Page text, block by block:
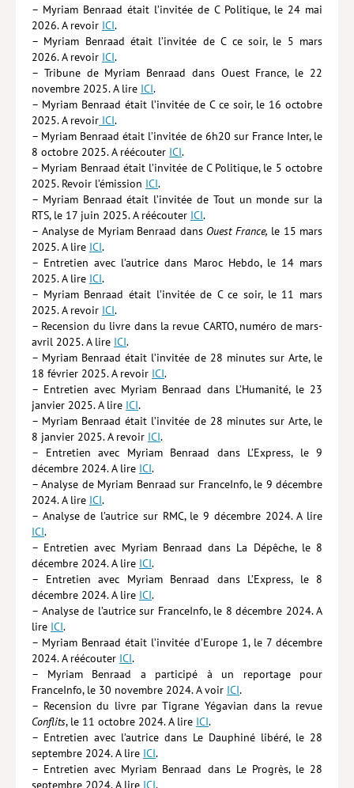
– Myriam Benraad était l’invitée de C Politique, le 24 mai
2026. A revoir ICI.
– Myriam Benraad était l’invitée de C ce soir, le 5 mars
2026. A revoir ICI.
– Tribune de Myriam Benraad dans Ouest France, le 22
novembre 2025. A lire ICI.
– Myriam Benraad était l’invitée de C ce soir, le 16 octobre
2025. A revoir ICI.
– Myriam Benraad était l’invitée de 6h20 sur France Inter, le
8 octobre 2025. A réécouter ICI.
– Myriam Benraad était l’invitée de C Politique, le 5 octobre
2025. Revoir l’émission ICI.
– Myriam Benraad était l’invitée de Tout un monde sur la
RTS, le 17 juin 2025. A réécouter ICI.
– Analyse de Myriam Benraad dansOuest France, le 15 mars
2025. A lire ICI.
– Entretien avec l’autrice dans Maroc Hebdo, le 14 mars
2025. A lire ICI.
– Myriam Benraad était l’invitée de C ce soir, le 11 mars
2025. A revoir ICI.
– Recension du livre dans la revue CARTO, numéro de mars-
avril 2025. A lire ICI.
– Myriam Benraad était l’invitée de 28 minutes sur Arte, le
18 février 2025. A revoir ICI.
– Entretien avec Myriam Benraad dans L’Humanité, le 23
janvier 2025. A lire ICI.
– Myriam Benraad était l’invitée de 28 minutes sur Arte, le
8 janvier 2025. A revoir ICI.
– Entretien avec Myriam Benraad dans L’Express, le 9
décembre 2024. A lire ICI.
– Analyse de Myriam Benraad sur FranceInfo, le 9 décembre
2024. A lire ICI.
– Analyse de l’autrice sur RMC, le 9 décembre 2024. A lire
ICI.
– Entretien avec Myriam Benraad dans La Dépêche, le 8
décembre 2024. A lire ICI.
– Entretien avec Myriam Benraad dans L’Express, le 8
décembre 2024. A lire ICI.
– Analyse de l’autrice sur FranceInfo, le 8 décembre 2024. A
lire ICI.
– Myriam Benraad était l’invitée d’Europe 1, le 7 décembre
2024. A réécouter ICI.
– Myriam Benraad a participé à un reportage pour
FranceInfo, le 30 novembre 2024. A voir ICI.
– Recension du livre par Tigrane Yégavian dans la revue
Conflits, le 11 octobre 2024. A lire ICI.
– Entretien avec l’autrice dans Le Dauphiné libéré, le 28
septembre 2024. A lire ICI.
– Entretien avec Myriam Benraad dans Le Progrès, le 28
septembre 2024. A lire ICI.